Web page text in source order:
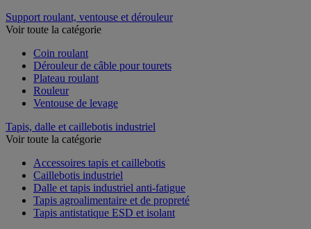
Support roulant, ventouse et dérouleur
Voir toute la catégorie
Coin roulant
Dérouleur de câble pour tourets
Plateau roulant
Rouleur
Ventouse de levage
Tapis, dalle et caillebotis industriel
Voir toute la catégorie
Accessoires tapis et caillebotis
Caillebotis industriel
Dalle et tapis industriel anti-fatigue
Tapis agroalimentaire et de propreté
Tapis antistatique ESD et isolant